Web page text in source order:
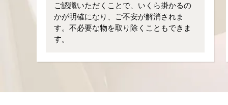
ご認識いただくことで、いくら掛かるの
かが明確になり、ご不安が解消されま
す。不必要な物を取り除くこともできま
す。